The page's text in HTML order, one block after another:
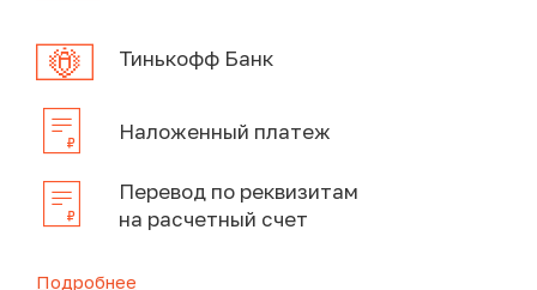
Тинькофф Банк
Наложенный платеж
Перевод по реквизитам
на расчетный счет
Подробнее